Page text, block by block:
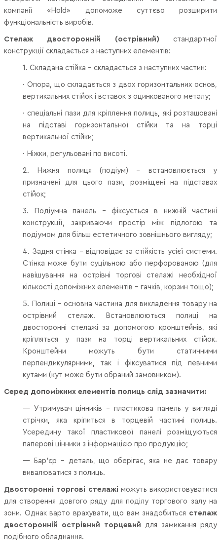
компанії «Hold» допоможе суттєво розширити
функціональність виробів.
Стелаж двосторонній (острівний) стандартної
конструкції складається з наступних елементів:
1. Складана стійка – складається з наступних частин:
· Опора, що складається з двох горизонтальних основ,
вертикальних стійок і вставок з оцинкованого металу;
· спеціальні пази для кріплення полиць, які розташовані
на підставі горизонтальної стійки та на торці
вертикальної стійки;
· Ніжки, регульовані по висоті.
2. Нижня полиця (подіум) – встановлюється у
призначені для цього пази, розміщені на підставах
стійок;
3. Подіумна панель – фіксується в нижній частині
конструкції, закриваючи простір між підлогою та
подіумом для більш естетичного зовнішнього вигляду;
4. Задня стінка - відповідає за стійкість усієї системи.
Стінка може бути суцільною або перфорованою (для
навішування на острівні торгові стелажі необхідної
кількості допоміжних елементів – гачків, корзин тощо);
5. Полиці - основна частина для викладення товару на
острівний стелаж. Встановлюються полиці на
двосторонні стелажі за допомогою кронштейнів, які
кріпляться у пази на торці вертикальних стійок.
Кронштейни можуть бути статичними
перпендикулярними, так і фіксуватися під певними
кутами (кут може бути обраний замовником).
Серед допоміжних елементів полиць слід зазначити:
— Утримувач цінників – пластикова панель у вигляді
стрічки, яка кріпиться в торцевій частині полиць.
Усередину такої пластикової панелі розміщуються
паперові цінники з інформацією про продукцію;
— Бар'єр – деталь, що оберігає, яка не дає товару
вивалюватися з полиць.
Двосторонні торгові стелажі можуть використовуватися
для створення довгого ряду для поділу торгового залу на
зони. Однак варто врахувати, що вам знадобиться стелаж
двосторонній острівний торцевий для замикання ряду
подібного обладнання.